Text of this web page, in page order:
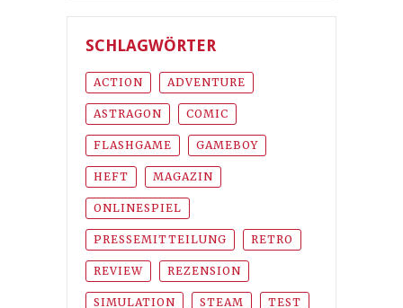
SCHLAGWÖRTER
ACTION ADVENTURE
ASTRAGON COMIC
FLASHGAME GAMEBOY
HEFT MAGAZIN
ONLINESPIEL
PRESSEMITTEILUNG RETRO
REVIEW REZENSION
SIMULATION STEAM TEST